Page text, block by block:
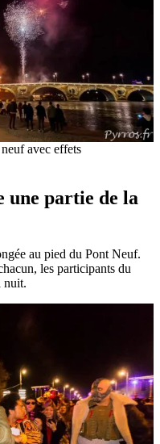
avec effets
une partie de la
au pied du Pont Neuf.
les participants du
nuit.